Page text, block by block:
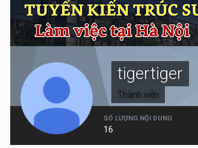
tigertiger
Thành viên
SỐ LƯỢNG NỘI DUNG
16